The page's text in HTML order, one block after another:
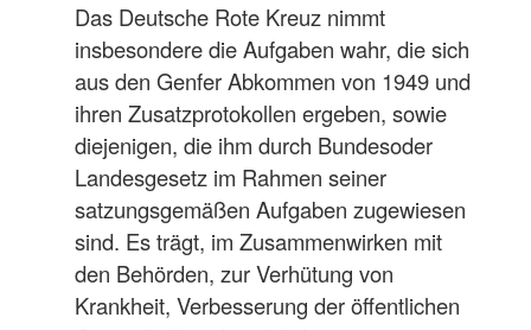
Das Deutsche Rote Kreuz nimmt
insbesondere die Aufgaben wahr, die sich
aus den Genfer Abkommen von 1949 und
ihren Zusatzprotokollen ergeben, sowie
diejenigen, die ihm durch Bundesoder
Landesgesetz im Rahmen seiner
satzungsgemäßen Aufgaben zugewiesen
sind. Es trägt, im Zusammenwirken mit
den Behörden, zur Verhütung von
Krankheit, Verbesserung der öffentlichen